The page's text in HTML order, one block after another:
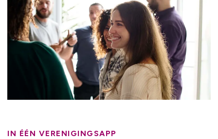
IN ÉÉN VERENIGINGSAPP